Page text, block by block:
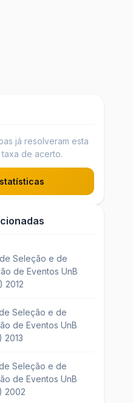
já resolveram esta
de acerto.
Seleção e de
de Eventos UnB
2012
Seleção e de
de Eventos UnB
2013
Seleção e de
de Eventos UnB
2002